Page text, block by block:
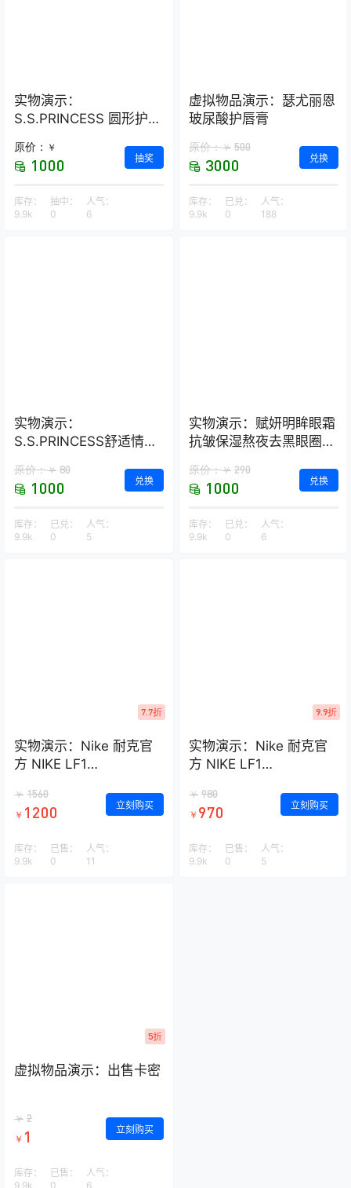
实物演示：
S.S.PRINCESS 圆形护颈
原价： ￥
1000 抽奖
库存：
9.9k
抽中：
0
人气：
6
虚拟物品演示：瑟尤丽恩
玻尿酸护唇膏
原价：￥ 500
3000 兑换
库存：
9.9k
已兑：
0
人气：
188
实物演示：
S.S.PRINCESS舒适情侣
原价：￥ 80
1000 兑换
库存：
9.9k
已兑：
0
人气：
5
实物演示：赋妍明眸眼霜
抗皱保湿熬夜去黑眼圈
原价：￥ 290
1000 兑换
库存：
9.9k
已兑：
0
人气：
6
7.7折
实物演示：Nike 耐克官
方 NIKE LF1
运动鞋 AA1125
￥ 1560
￥ 1200 立刻购买
库存：
9.9k
已售：
0
人气：
11
9.9折
实物演示：Nike 耐克官
方 NIKE LF1
运动鞋 AA1125
￥ 980
￥ 970 立刻购买
库存：
9.9k
已售：
0
人气：
5
5折
虚拟物品演示：出售卡密
￥ 2
￥ 1 立刻购买
库存：
9.9k
已售：
0
人气：
6